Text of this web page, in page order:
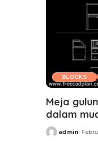
BLOCKS
Meja
dalam
Posted
admin